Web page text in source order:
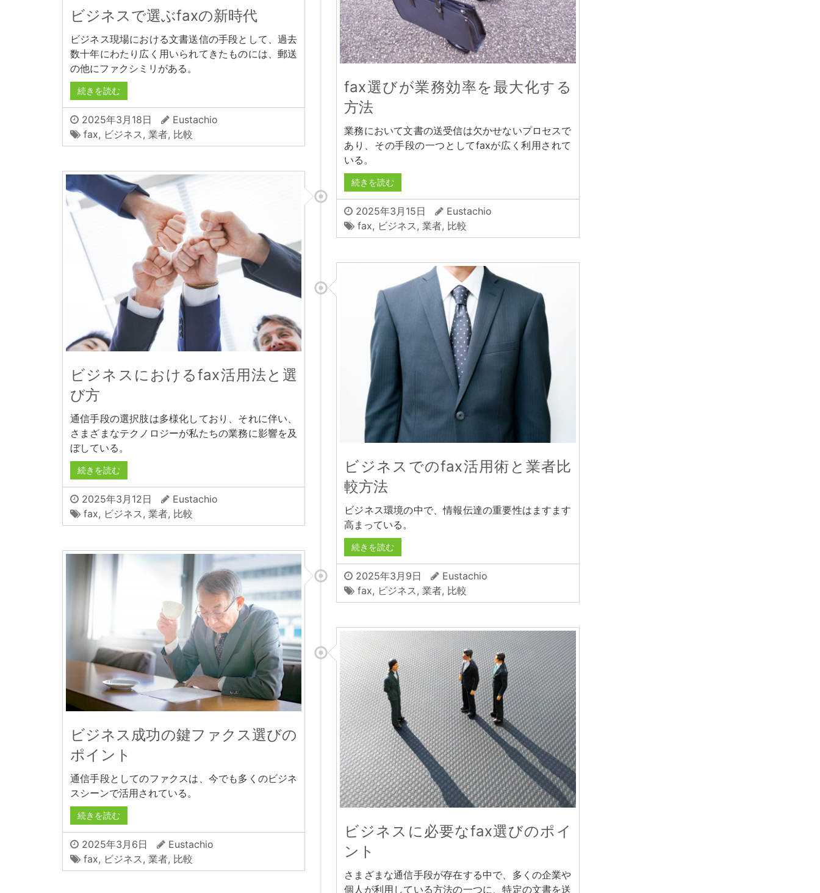
ビジネスで選ぶfaxの新時代
ビジネス現場における文書送信の手段として、過去
数十年にわたり広く用いられてきたものには、郵送
の他にファクシミリがある。
続きを読む
2025年3月18日
Eustachio
fax, ビジネス, 業者, 比較
fax選びが業務効率を最大化する
方法
業務において文書の送受信は欠かせないプロセスで
あり、その手段の一つとしてfaxが広く利用されて
いる。
続きを読む
2025年3月15日
Eustachio
fax, ビジネス,業者, 比較
ビジネスにおけるfax活用法と選
び方
通信手段の選択肢は多様化しており、それに伴い、
さまざまなテクノロジーが私たちの業務に影響を及
ぼしている。
続きを読む
2025年3月12日
Eustachio
fax, ビジネス , 業者, 比較
ビジネスでのfax活用術と業者比
較方法
ビジネス環境の中で、情報伝達の重要性はますます
高まっている。
続きを読む
2025年3月9日
Eustachio
fax, ビジネス,業者, 比較
ビジネス成功の鍵ファクス選びの
ポイント
通信手段としてのファクスは、今でも多くのビジネ
スシーンで活用されている。
続きを読む
2025年3月6日
Eustachio
fax, ビジネス , 業者, 比較
ビジネスに必要なfax選びのポイ
ント
さまざまな通信手段が存在する中で、多くの企業や
個人が利用している方法の一つに、特定の文書を送